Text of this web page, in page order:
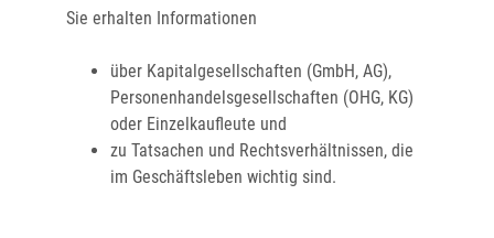
Sie erhalten Informationen
über Kapitalgesellschaften (GmbH, AG),
Personenhandelsgesellschaften (OHG, KG)
oder Einzelkaufleute und
zu Tatsachen und Rechtsverhältnissen, die
im Geschäftsleben wichtig sind.